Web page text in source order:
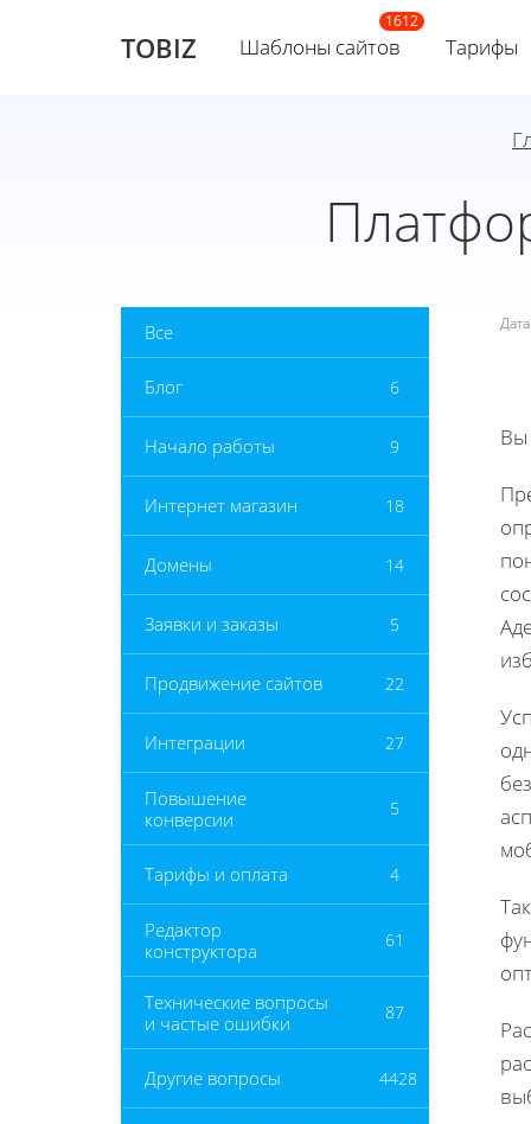
TOBIZ Шаблоны сайтов Тарифы
Все
Блог 6
Начало работы 9
Интернет магазин 18
Домены 14
Заявки и заказы 5
Продвижение сайтов 22
Интеграции 27
Повышение
конверсии
5
Тарифы и оплата 4
Редактор
конструктора
61
Технические вопросы
и частые ошибки
87
Другие вопросы 4428
Вы